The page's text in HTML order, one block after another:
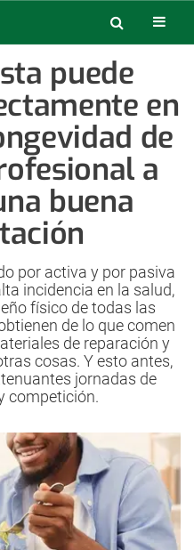
puede
en
de
a
buena
por activa y por pasiva
incidencia en la salud,
físico de todas las
de lo que comen
de reparación y
cosas. Y esto antes,
jornadas de
competición.